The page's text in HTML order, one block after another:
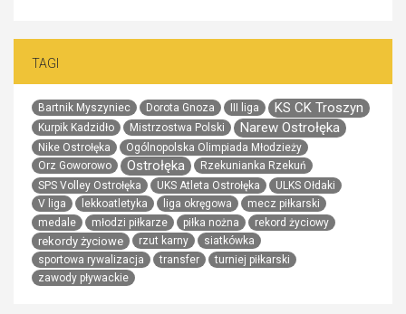
TAGI
Bartnik Myszyniec Dorota Gnoza III liga KS CK Troszyn
Kurpik Kadzidło Mistrzostwa Polski Narew Ostrołęka
Nike Ostrołęka
Ogólnopolska Olimpiada Młodzieży
Orz Goworowo
Ostrołęka
Rzekunianka Rzekuń
SPS Volley Ostrołęka
UKS Atleta Ostrołęka
ULKS Ołdaki
V liga
lekkoatletyka liga okręgowa
mecz piłkarski
medale
młodzi piłkarze piłka nożna rekord życiowy
rekordy życiowe rzut karny
siatkówka
sportowa rywalizacja
transfer
turniej piłkarski
zawody pływackie